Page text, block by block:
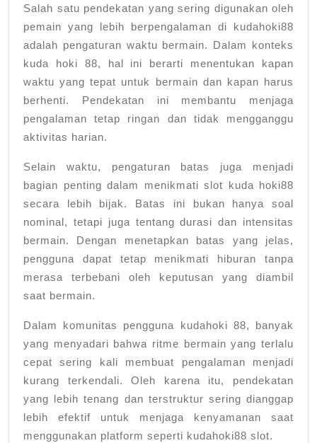
Salah satu pendekatan yang sering digunakan oleh
pemain yang lebih berpengalaman di kudahoki88
adalah pengaturan waktu bermain. Dalam konteks
kuda hoki 88, hal ini berarti menentukan kapan
waktu yang tepat untuk bermain dan kapan harus
berhenti. Pendekatan ini membantu menjaga
pengalaman tetap ringan dan tidak mengganggu
aktivitas harian.
Selain waktu, pengaturan batas juga menjadi
bagian penting dalam menikmati slot kuda hoki88
secara lebih bijak. Batas ini bukan hanya soal
nominal, tetapi juga tentang durasi dan intensitas
bermain. Dengan menetapkan batas yang jelas,
pengguna dapat tetap menikmati hiburan tanpa
merasa terbebani oleh keputusan yang diambil
saat bermain.
Dalam komunitas pengguna kudahoki 88, banyak
yang menyadari bahwa ritme bermain yang terlalu
cepat sering kali membuat pengalaman menjadi
kurang terkendali. Oleh karena itu, pendekatan
yang lebih tenang dan terstruktur sering dianggap
lebih efektif untuk menjaga kenyamanan saat
menggunakan platform seperti kudahoki88 slot.